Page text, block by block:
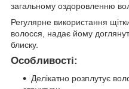
загальному оздоровленню
Регулярне використання
волосся, надає йому
блиску.
Особливості:
Делікатно розплутує